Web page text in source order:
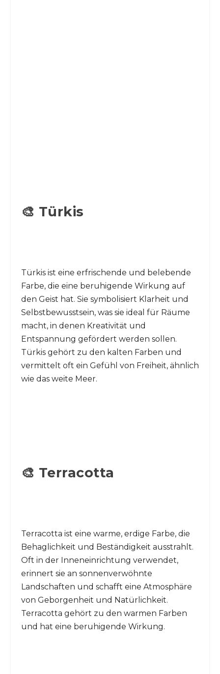
🎨 Türkis
Türkis ist eine erfrischende und belebende
Farbe, die eine beruhigende Wirkung auf
den Geist hat. Sie symbolisiert Klarheit und
Selbstbewusstsein, was sie ideal für Räume
macht, in denen Kreativität und
Entspannung gefördert werden sollen.
Türkis gehört zu den kalten Farben und
vermittelt oft ein Gefühl von Freiheit, ähnlich
wie das weite Meer.
🎨 Terracotta
Terracotta ist eine warme, erdige Farbe, die
Behaglichkeit und Beständigkeit ausstrahlt.
Oft in der Inneneinrichtung verwendet,
erinnert sie an sonnenverwöhnte
Landschaften und schafft eine Atmosphäre
von Geborgenheit und Natürlichkeit.
Terracotta gehört zu den warmen Farben
und hat eine beruhigende Wirkung.